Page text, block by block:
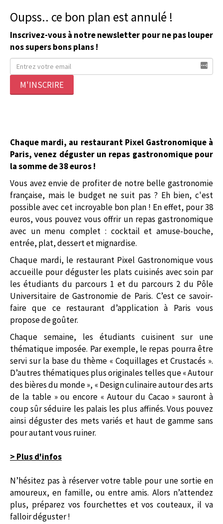
Oupss.. ce bon plan est annulé !
Inscrivez-vous à notre newsletter pour ne pas louper
nos supers bons plans !
M'INSCRIRE
Chaque mardi, au restaurant Pixel Gastronomique à
Paris, venez déguster un repas gastronomique pour
la somme de 38 euros !
Vous avez envie de profiter de notre belle gastronomie
française, mais le budget ne suit pas ? Eh bien, c'est
possible avec cet incroyable bon plan ! En effet, pour 38
euros, vous pouvez vous offrir un repas gastronomique
avec un menu complet : cocktail et amuse-bouche,
entrée, plat, dessert et mignardise.
Chaque mardi, le restaurant Pixel Gastronomique vous
accueille pour déguster les plats cuisinés avec soin par
les étudiants du parcours 1 et du parcours 2 du Pôle
Universitaire de Gastronomie de Paris. C’est ce savoir-
faire que ce restaurant d’application à Paris vous
propose de goûter.
Chaque semaine, les étudiants cuisinent sur une
thématique imposée. Par exemple, le repas pourra être
servi sur la base du thème « Coquillages et Crustacés ».
D’autres thématiques plus originales telles que « Autour
des bières du monde », « Design culinaire autour des arts
de la table » ou encore « Autour du Cacao » sauront à
coup sûr séduire les palais les plus affinés. Vous pouvez
ainsi déguster des mets variés et haut de gamme sans
pour autant vous ruiner.
> Plus d'infos
N’hésitez pas à réserver votre table pour une sortie en
amoureux, en famille, ou entre amis. Alors n’attendez
plus, préparez vos fourchettes et vos couteaux, il va
falloir déguster !